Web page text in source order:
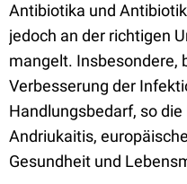
Antibiotika und
jedoch an der richtigen
mangelt. Insbesondere,
Verbesserung der
Handlungsbedarf, so
Andriukaitis,
Gesundheit und